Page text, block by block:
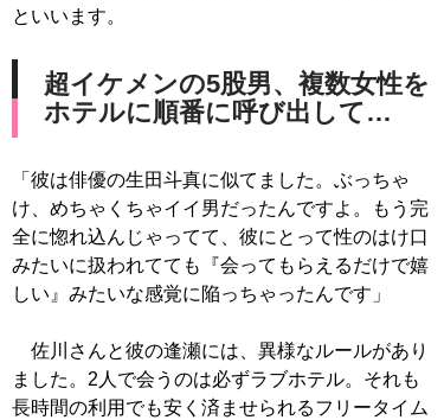
といいます。
超イケメンの5股男、複数女性を
ホテルに順番に呼び出して…
「彼は俳優の生田斗真に似てました。ぶっちゃ
け、めちゃくちゃイイ男だったんですよ。もう完
全に惚れ込んじゃってて、彼にとって性のはけ口
みたいに扱われてても『会ってもらえるだけで嬉
しい』みたいな感覚に陥っちゃったんです」
佐川さんと彼の逢瀬には、異様なルールがあり
ました。2人で会うのは必ずラブホテル。それも
長時間の利用でも安く済ませられるフリータイム